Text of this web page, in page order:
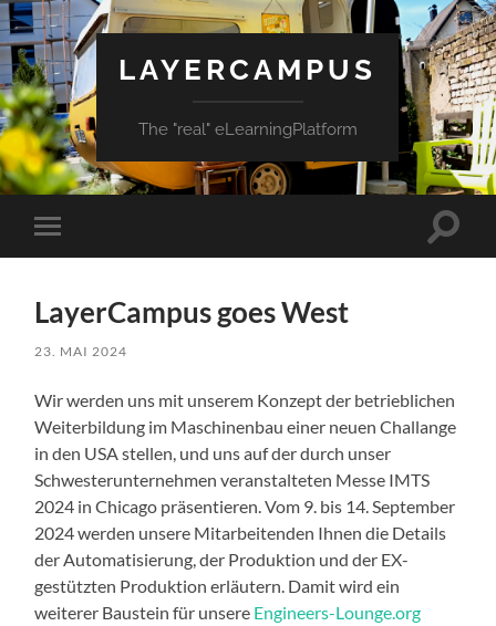
LAYERCAMPUS
The "real" eLearningPlatform
Mobile-
Menü
LayerCampus goes West
23. MAI 2024
Wir werden uns mit unserem Konzept der betrieblichen
Weiterbildung im Maschinenbau einer neuen Challange
in den USA stellen, und uns auf der durch unser
Schwesterunternehmen veranstalteten Messe IMTS
2024 in Chicago präsentieren. Vom 9. bis 14. September
2024 werden unsere Mitarbeitenden Ihnen die Details
der Automatisierung, der Produktion und der EX-
gestützten Produktion erläutern. Damit wird ein
weiterer Baustein für unsere Engineers-Lounge.org